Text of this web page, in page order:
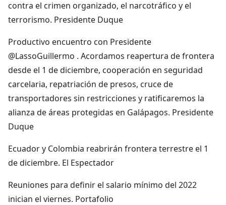
contra el crimen organizado, el narcotráfico y el
terrorismo. Presidente Duque
Productivo encuentro con Presidente
@LassoGuillermo . Acordamos reapertura de frontera
desde el 1 de diciembre, cooperación en seguridad
carcelaria, repatriación de presos, cruce de
transportadores sin restricciones y ratificaremos la
alianza de áreas protegidas en Galápagos. Presidente
Duque
Ecuador y Colombia reabrirán frontera terrestre el 1
de diciembre. El Espectador
Reuniones para definir el salario mínimo del 2022
inician el viernes. Portafolio